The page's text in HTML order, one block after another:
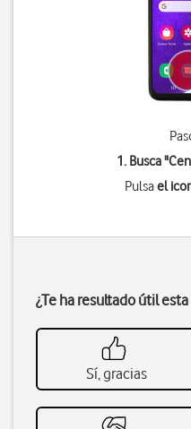
1. Busca "
Pulsael
¿Te ha resultado útil
Sí, gracias